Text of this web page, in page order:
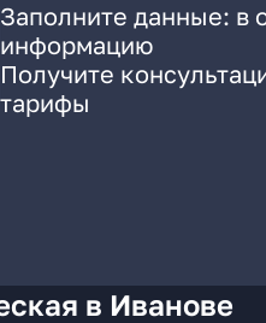
Заполните данные: в
информацию
Получите
тарифы
в Иванове